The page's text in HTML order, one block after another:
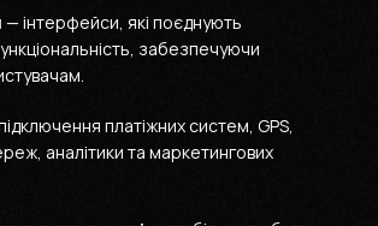
— інтерфейси, які поєднують
забезпечуючи
платіжних систем, GPS,
аналітики та маркетингових